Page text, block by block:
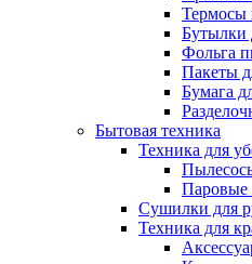
Термосы
Бутылки
Фольга
Пакеты
Бумага
Бытовая техника
Техника для
Паровые
Сушилки для
Техника для